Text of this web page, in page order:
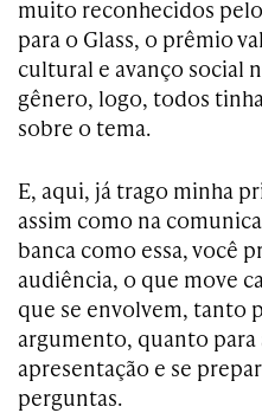
muito reconhecidos
para o Glass, o prêmio
cultural e avanço social
gênero, logo, todos
sobre o tema.
E, aqui, já trago minha
assim como na
banca como essa, você
audiência, o que move
que se envolvem, tanto
argumento, quanto
apresentação e se
perguntas.